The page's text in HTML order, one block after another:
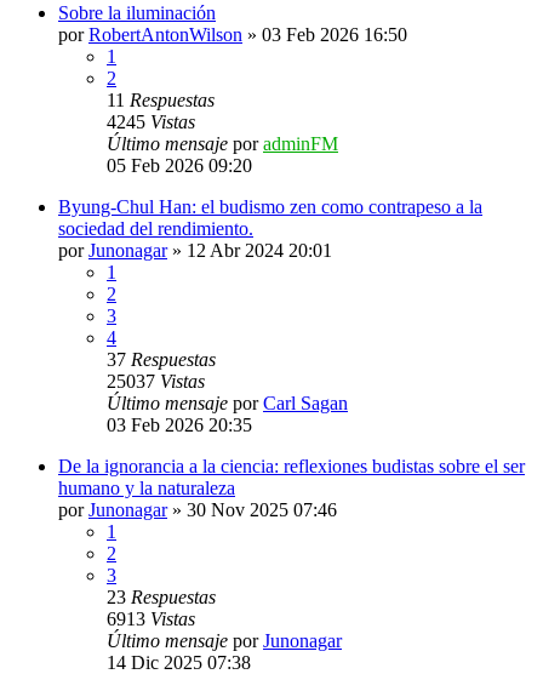
Sobre la iluminación
porRobertAntonWilson » 03 Feb 2026 16:50
1
2
11 Respuestas
4245 Vistas
Último mensaje poradminFM
05 Feb 2026 09:20
Byung-Chul Han: el budismo zen como contrapeso a la
sociedad del rendimiento.
porJunonagar» 12 Abr 2024 20:01
1
2
3
4
37 Respuestas
25037 Vistas
Último mensaje porCarl Sagan
03 Feb 2026 20:35
De la ignorancia a la ciencia: reflexiones budistas sobre el ser
humano y la naturaleza
porJunonagar» 30 Nov 2025 07:46
1
2
3
23 Respuestas
6913 Vistas
Último mensaje porJunonagar
14 Dic 2025 07:38